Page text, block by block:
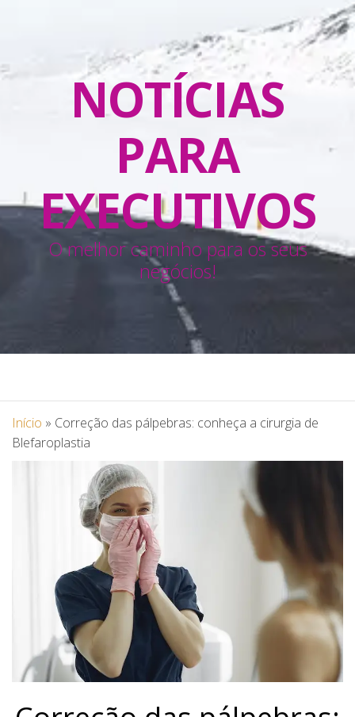
NOTÍCIAS
PARA
EXECUTIVOS
O melhor caminho para os seus
negócios!
Início » Correção das pálpebras: conheça a cirurgia de
Blefaroplastia